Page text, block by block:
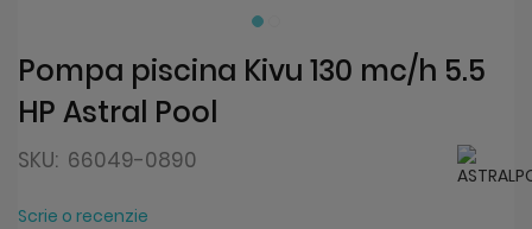
beginning
of
the
gallery
Pompa piscina Kivu 130 mc/h 5.5
HP Astral Pool
SKU: 66049-0890
Scrie o recenzie